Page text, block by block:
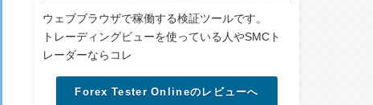
ウェブブラウザで稼働する検証ツールです。
トレーディングビューを使っている人やSMCト
レーダーならコレ
Forex Tester Onlineのレビューへ